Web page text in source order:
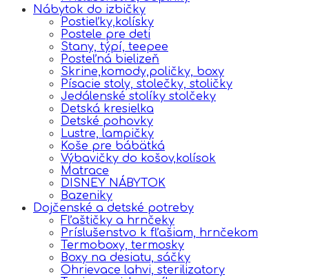
Nábytok do izbičky
Postieľky,kolísky
Postele pre deti
Stany, týpí, teepee
Posteľná bielizeň
Skrine,komody,poličky, boxy
Písacie stoly, stolečky, stoličky
Jedálenské stolíky stolčeky
Detská kresielka
Detské pohovky
Lustre, lampičky
Koše pre bábätká
Výbavičky do košov,kolísok
Matrace
DISNEY NÁBYTOK
Bazeniky
Dojčenské a detské potreby
Fľaštičky a hrnčeky
Príslušenstvo k fľašiam, hrnčekom
Termoboxy, termosky
Boxy na desiatu, sáčky
Ohrievace lahvi, sterilizatory